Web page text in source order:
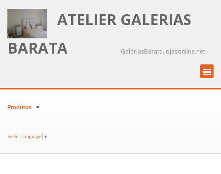
ATELIER GALERIAS
BARATA
GaleriasBarata.lojasonline.net
Produtos >
Select Language ▼